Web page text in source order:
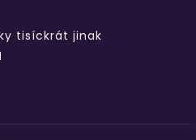
tisíckrát jinak